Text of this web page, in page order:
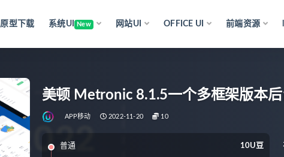
原型下载 系统UI New 网站UI OFFICE UI 前端资源
美顿 Metronic 8.1.5一个多框架版本后
APP移动 2022-11-20 10
普通 10U豆